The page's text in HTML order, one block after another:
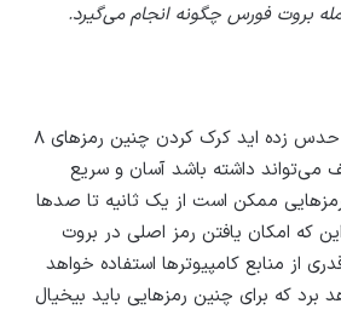
بروت فورس چگونه انجام می‌گیرد.
همانطور که خودتان هم حدس زده اید کرک کردن چنین رمزهای ۸
مختلف می‌تواند داشته باشد آسان و سریع
ممکن است از یک ثانیه تا صدها
که امکان یافتن رمز اصلی در بروت
به قدری از منابع کامپیوترها استفاده خواهد
که برای چنین رمزهایی باید بیخیال